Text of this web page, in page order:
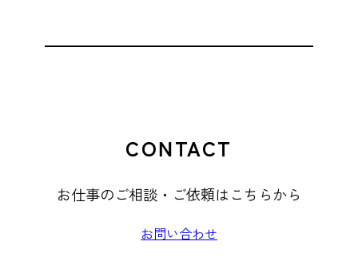
CONTACT
お仕事のご相談・ご依頼はこちらから
お問い合わせ